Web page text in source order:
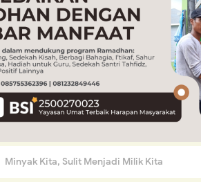
Minyak Kita, Sulit Menjadi Milik Kita